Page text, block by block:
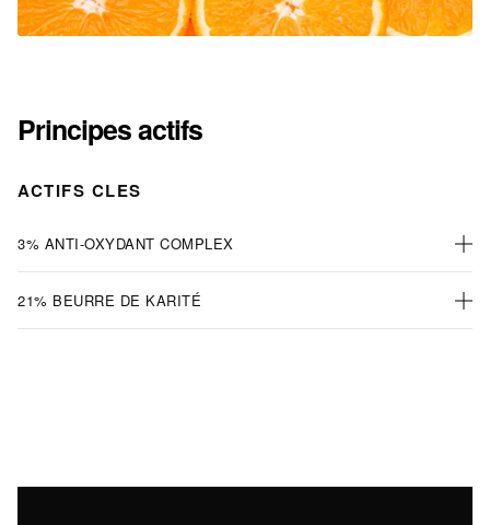
Principes actifs
ACTIFS CLES
3% ANTI-OXYDANT COMPLEX
21% BEURRE DE KARITÉ